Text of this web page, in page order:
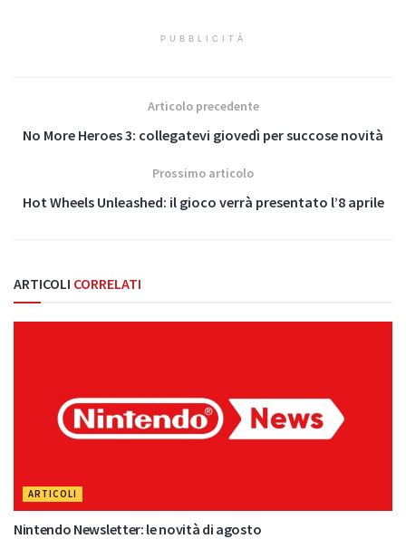
PUBBLICITÀ
Articolo precedente
No More Heroes 3: collegatevi giovedì per succose novità
Prossimo articolo
Hot Wheels Unleashed: il gioco verrà presentato l’8 aprile
ARTICOLI CORRELATI
ARTICOLI
Nintendo Newsletter: le novità di agosto